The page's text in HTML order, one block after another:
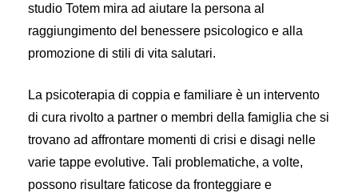
studio Totem mira ad aiutare la persona al
raggiungimento del benessere psicologico e alla
promozione di stili di vita salutari.
La psicoterapia di coppia e familiare è un intervento
di cura rivolto a partner o membri della famiglia che si
trovano ad affrontare momenti di crisi e disagi nelle
varie tappe evolutive. Tali problematiche, a volte,
possono risultare faticose da fronteggiare e